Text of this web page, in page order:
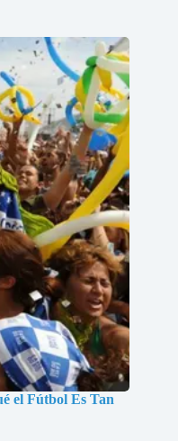
el Fútbol Es Tan